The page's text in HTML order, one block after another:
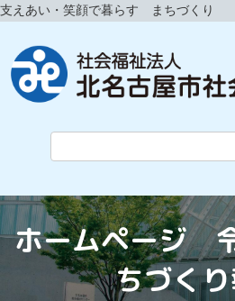
コ
ン
ン
ツ
ナ
ビ
ー
シ
支えあい・笑顔で暮らす まちづくり
ホームページ
ちづく